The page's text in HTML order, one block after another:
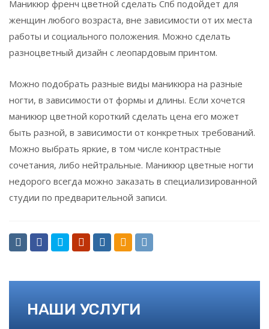
Маникюр френч цветной сделать Спб подойдет для
женщин любого возраста, вне зависимости от их места
работы и социального положения. Можно сделать
разноцветный дизайн с леопардовым принтом.
Можно подобрать разные виды маникюра на разные
ногти, в зависимости от формы и длины. Если хочется
маникюр цветной короткий сделать цена его может
быть разной, в зависимости от конкретных требований.
Можно выбрать яркие, в том числе контрастные
сочетания, либо нейтральные. Маникюр цветные ногти
недорого всегда можно заказать в специализированной
студии по предварительной записи.
НАШИ УСЛУГИ